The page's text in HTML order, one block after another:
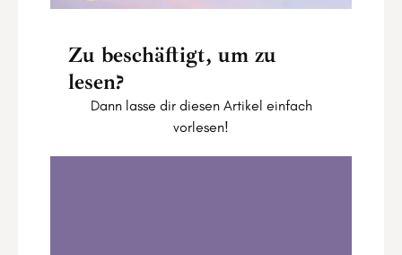
Zu beschäftigt, um zu
lesen?
Dann lasse dir diesen Artikel einfach
vorlesen!